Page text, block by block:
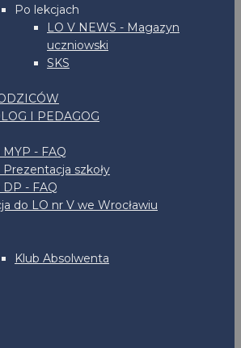
Po lekcjach
LO V NEWS - Magazyn
uczniowski
SKS
I PEDAGOG
- FAQ
Prezentacja szkoły
- FAQ
do LO nr V we Wrocławiu
Klub Absolwenta